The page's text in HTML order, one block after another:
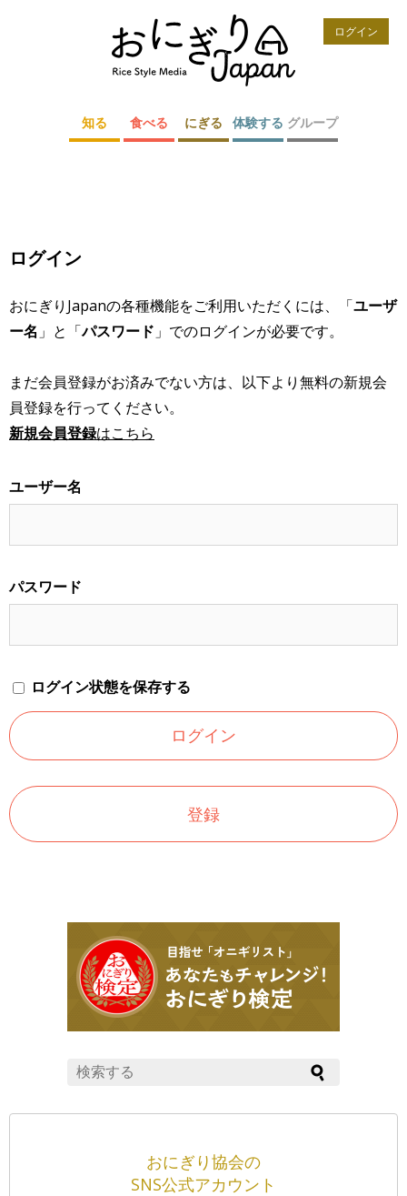
ログイン
知る 食べる にぎる 体験する グループ
ログイン
おにぎりJapanの各種機能をご利用いただくには、「ユーザ
ー名 」と「パスワード 」でのログインが必要です。
まだ会員登録がお済みでない方は、以下より無料の新規会
員登録を行ってください。
新規会員登録はこちら
ユーザー名
パスワード
ログイン状態を保存する
登録
おにぎり協会の
SNS公式アカウント